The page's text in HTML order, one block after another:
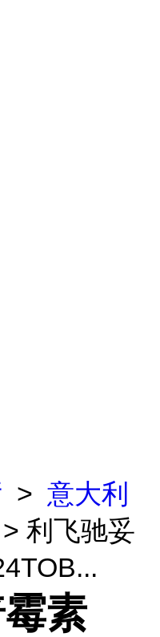
> 意大利
> 利飞驰妥
素